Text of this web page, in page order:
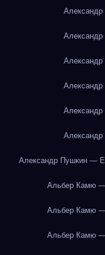
Александр Пушкин —
Альбер Камю
Альбер Камю
Альбер Камю